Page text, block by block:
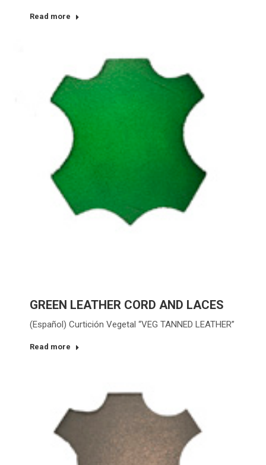
Read more
GREEN LEATHER CORD AND LACES
(Español) Curtición Vegetal “VEG TANNED LEATHER”
Read more